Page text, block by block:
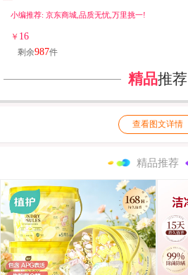
小编推荐: 京东商城,品质无忧,万里挑一!
￥ 16
剩余987件
精品推荐
查看图文详情
精品推荐